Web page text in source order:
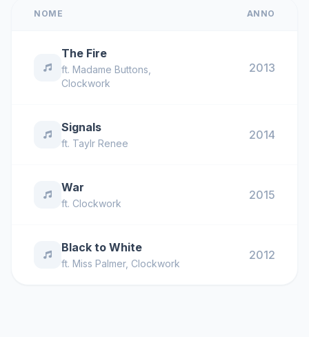
NOME ANNO
The Fire
ft. Madame Buttons
Clockwork
2013
Signals
ft. Taylr Renee
2014
War
ft. Clockwork
2015
Black to White
ft. Miss Palmer, Clockwork
2012